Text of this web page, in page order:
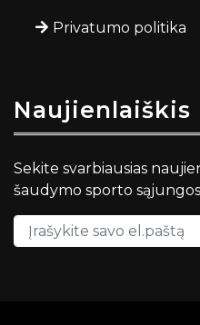
Privatumo politika
Naujienlaiškis
Sekite svarbiausias
šaudymo sporto